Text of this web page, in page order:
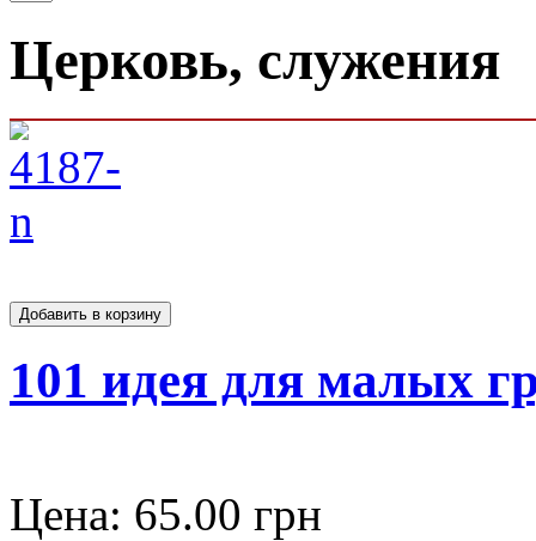
Церковь, служения
101 идея для малых
Цена: 65.00 грн